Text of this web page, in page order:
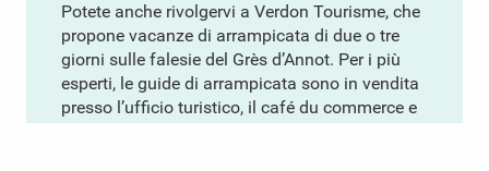
Potete anche rivolgervi a Verdon Tourisme, che
propone vacanze di arrampicata di due o tre
giorni sulle falesie del Grès d’Annot. Per i più
esperti, le guide di arrampicata sono in vendita
presso l’ufficio turistico, il café du commerce e